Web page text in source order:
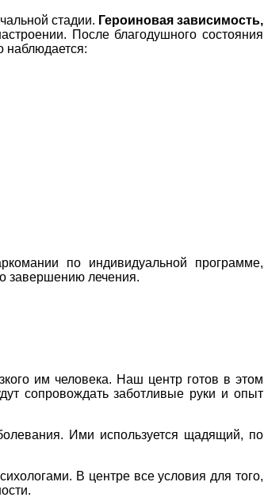
стадии. Героиновая зависимость,
После благодушного состояния
наблюдается:
по индивидуальной программе,
завершению лечения.
им человека. Наш центр готов в этом
сопровождать заботливые руки и опыт
Ими используется щадящий, по
В центре все условия для того,